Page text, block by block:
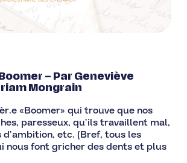
– Par Geneviève
Mongrain
«Boomer» qui trouve que nos
paresseux, qu’ils travaillent mal,
d’ambition, etc. (Bref, tous les
nous font gricher des dents et plus